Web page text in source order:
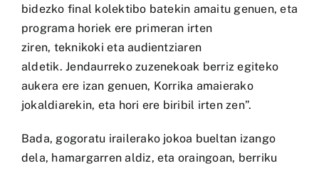
bidezko final kolektibo batekin amaitu genuen, eta
programa horiek ere primeran irten
ziren, teknikoki eta audientziaren
aldetik. Jendaurreko zuzenekoak berriz egiteko
aukera ere izan genuen, Korrika amaierako
jokaldiarekin, eta hori ere biribil irten zen”.
Bada, gogoratu irailerako jokoa bueltan izango
dela, hamargarren aldiz, eta oraingoan, berriku